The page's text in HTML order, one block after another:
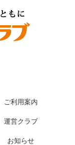
ご利用案内
運営クラブ
お知らせ